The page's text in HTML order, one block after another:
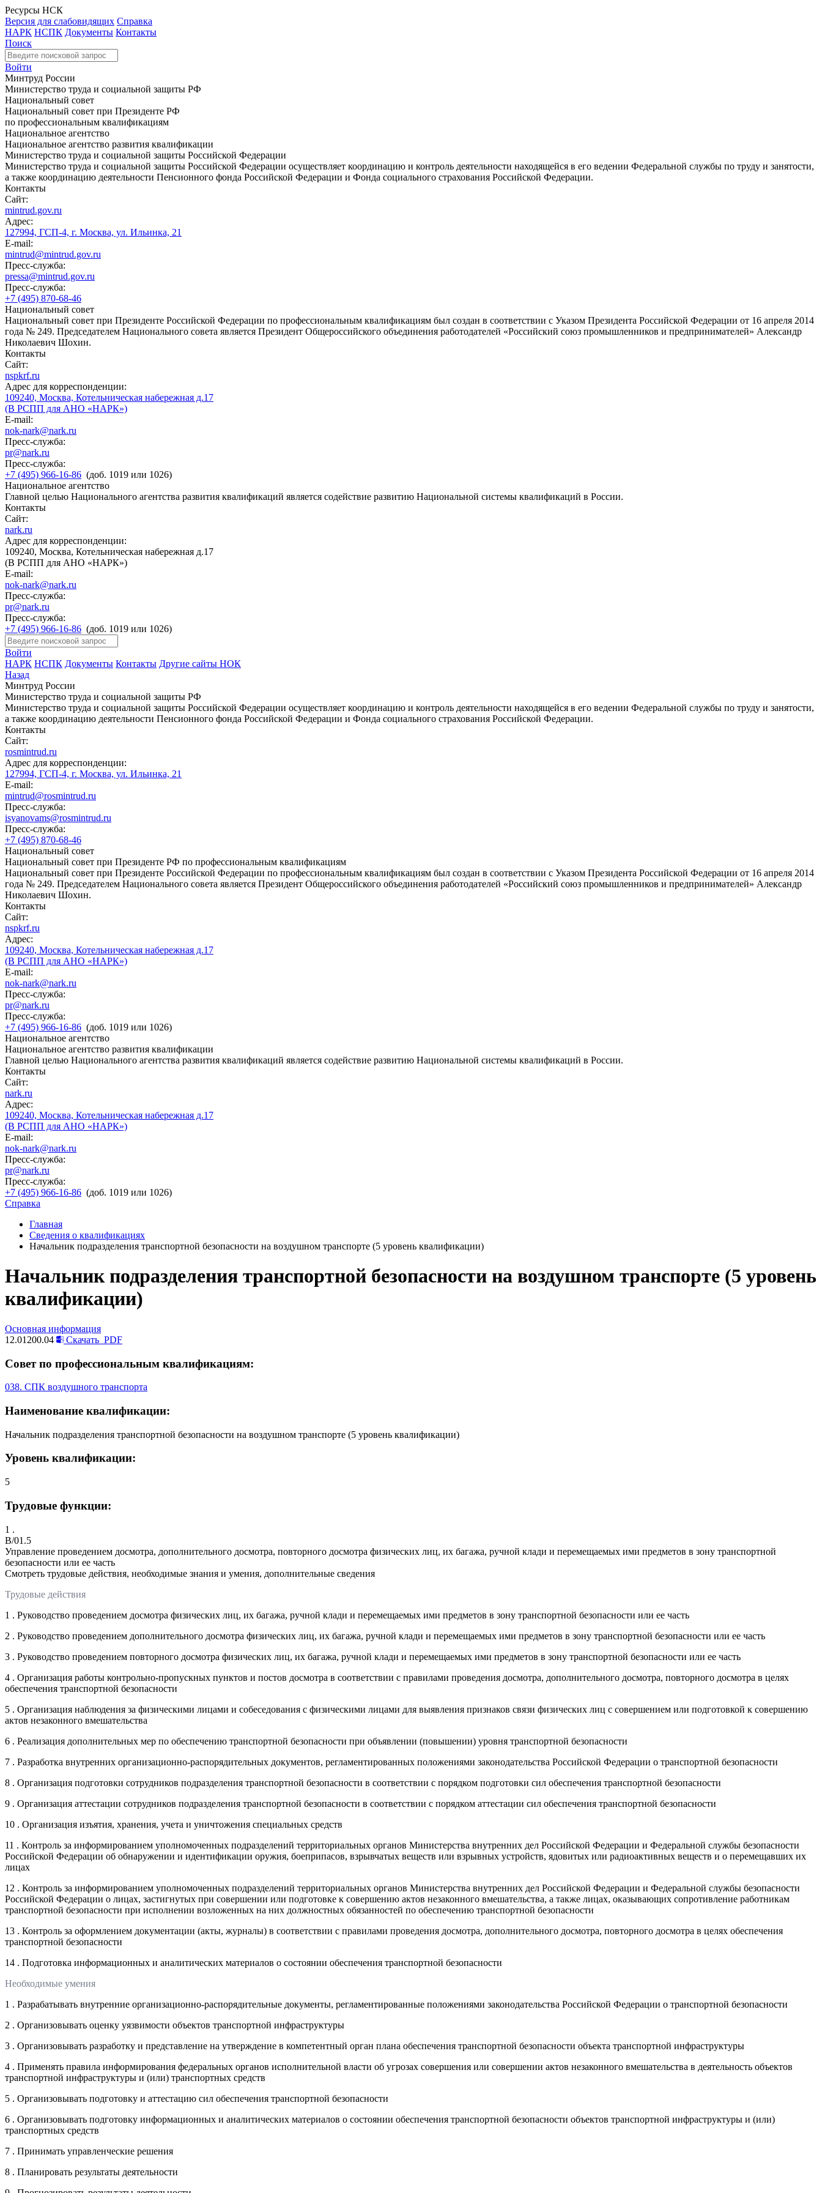
Ресурсы НСК
Версия для слабовидящих Справка
НАРК НСПК Документы Контакты
Поиск
Войти
Минтруд России
Министерство труда и социальной защиты РФ
Национальный совет
Национальный совет при Президенте РФ
по профессиональным квалификациям
Национальное агентство
Национальное агентство развития квалификации
Министерство труда и социальной защиты Российской Федерации
Министерство труда и социальной защиты Российской Федерации осуществляет координацию и контроль деятельности находящейся в его ведении Федеральной службы по труду и занятости,
а также координацию деятельности Пенсионного фонда Российской Федерации и Фонда социального страхования Российской Федерации.
Контакты
Сайт:
mintrud.gov.ru
Адрес:
127994, ГСП-4, г. Москва, ул. Ильинка, 21
E-mail:
mintrud@mintrud.gov.ru
Пресс-служба:
pressa@mintrud.gov.ru
Пресс-служба:
+7 (495) 870-68-46
Национальный совет
Национальный совет при Президенте Российской Федерации по профессиональным квалификациям был создан в соответствии с Указом Президента Российской Федерации от 16 апреля 2014
года № 249. Председателем Национального совета является Президент Общероссийского объединения работодателей «Российский союз промышленников и предпринимателей» Александр
Николаевич Шохин.
Контакты
Сайт:
nspkrf.ru
Адрес для корреспонденции:
109240, Москва, Котельническая набережная д.17
(В РСПП для АНО «НАРК»)
E-mail:
nok-nark@nark.ru
Пресс-служба:
pr@nark.ru
Пресс-служба:
+7 (495) 966-16-86 (доб. 1019 или 1026)
Национальное агентство
Главной целью Национального агентства развития квалификаций является содействие развитию Национальной системы квалификаций в России.
Контакты
Сайт:
nark.ru
Адрес для корреспонденции:
109240, Москва, Котельническая набережная д.17
(В РСПП для АНО «НАРК»)
E-mail:
nok-nark@nark.ru
Пресс-служба:
pr@nark.ru
Пресс-служба:
+7 (495) 966-16-86 (доб. 1019 или 1026)
Войти
НАРК НСПК Документы Контакты Другие сайты НОК
Назад
Минтруд России
Министерство труда и социальной защиты РФ
Министерство труда и социальной защиты Российской Федерации осуществляет координацию и контроль деятельности находящейся в его ведении Федеральной службы по труду и занятости,
а также координацию деятельности Пенсионного фонда Российской Федерации и Фонда социального страхования Российской Федерации.
Контакты
Сайт:
rosmintrud.ru
Адрес для корреспонденции:
127994, ГСП-4, г. Москва, ул. Ильинка, 21
E-mail:
mintrud@rosmintrud.ru
Пресс-служба:
isyanovams@rosmintrud.ru
Пресс-служба:
+7 (495) 870-68-46
Национальный совет
Национальный совет при Президенте РФ по профессиональным квалификациям
Национальный совет при Президенте Российской Федерации по профессиональным квалификациям был создан в соответствии с Указом Президента Российской Федерации от 16 апреля 2014
года № 249. Председателем Национального совета является Президент Общероссийского объединения работодателей «Российский союз промышленников и предпринимателей» Александр
Николаевич Шохин.
Контакты
Сайт:
nspkrf.ru
Адрес:
109240, Москва, Котельническая набережная д.17
(В РСПП для АНО «НАРК»)
E-mail:
nok-nark@nark.ru
Пресс-служба:
pr@nark.ru
Пресс-служба:
+7 (495) 966-16-86 (доб. 1019 или 1026)
Национальное агентство
Национальное агентство развития квалификации
Главной целью Национального агентства развития квалификаций является содействие развитию Национальной системы квалификаций в России.
Контакты
Сайт:
nark.ru
Адрес:
109240, Москва, Котельническая набережная д.17
(В РСПП для АНО «НАРК»)
E-mail:
nok-nark@nark.ru
Пресс-служба:
pr@nark.ru
Пресс-служба:
+7 (495) 966-16-86 (доб. 1019 или 1026)
Справка
Главная
Сведения о квалификациях
Начальник подразделения транспортной безопасности на воздушном транспорте (5 уровень квалификации)
Начальник подразделения транспортной безопасности на воздушном транспорте (5 уровень
квалификации)
Основная информация
12.01200.04
Скачать PDF
Совет по профессиональным квалификациям:
038. СПК воздушного транспорта
Наименование квалификации:
Начальник подразделения транспортной безопасности на воздушном транспорте (5 уровень квалификации)
Уровень квалификации:
5
Трудовые функции:
1 .
B/01.5
Управление проведением досмотра, дополнительного досмотра, повторного досмотра физических лиц, их багажа, ручной клади и перемещаемых ими предметов в зону транспортной
безопасности или ее часть
Смотреть трудовые действия, необходимые знания и умения, дополнительные сведения
Трудовые действия
1 . Руководство проведением досмотра физических лиц, их багажа, ручной клади и перемещаемых ими предметов в зону транспортной безопасности или ее часть
2 . Руководство проведением дополнительного досмотра физических лиц, их багажа, ручной клади и перемещаемых ими предметов в зону транспортной безопасности или ее часть
3 . Руководство проведением повторного досмотра физических лиц, их багажа, ручной клади и перемещаемых ими предметов в зону транспортной безопасности или ее часть
4 . Организация работы контрольно-пропускных пунктов и постов досмотра в соответствии с правилами проведения досмотра, дополнительного досмотра, повторного досмотра в целях
обеспечения транспортной безопасности
5 . Организация наблюдения за физическими лицами и собеседования с физическими лицами для выявления признаков связи физических лиц с совершением или подготовкой к совершению
актов незаконного вмешательства
6 . Реализация дополнительных мер по обеспечению транспортной безопасности при объявлении (повышении) уровня транспортной безопасности
7 . Разработка внутренних организационно-распорядительных документов, регламентированных положениями законодательства Российской Федерации о транспортной безопасности
8 . Организация подготовки сотрудников подразделения транспортной безопасности в соответствии с порядком подготовки сил обеспечения транспортной безопасности
9 . Организация аттестации сотрудников подразделения транспортной безопасности в соответствии с порядком аттестации сил обеспечения транспортной безопасности
10 . Организация изъятия, хранения, учета и уничтожения специальных средств
11 . Контроль за информированием уполномоченных подразделений территориальных органов Министерства внутренних дел Российской Федерации и Федеральной службы безопасности
Российской Федерации об обнаружении и идентификации оружия, боеприпасов, взрывчатых веществ или взрывных устройств, ядовитых или радиоактивных веществ и о перемещавших их
лицах
12 . Контроль за информированием уполномоченных подразделений территориальных органов Министерства внутренних дел Российской Федерации и Федеральной службы безопасности
Российской Федерации о лицах, застигнутых при совершении или подготовке к совершению актов незаконного вмешательства, а также лицах, оказывающих сопротивление работникам
транспортной безопасности при исполнении возложенных на них должностных обязанностей по обеспечению транспортной безопасности
13 . Контроль за оформлением документации (акты, журналы) в соответствии с правилами проведения досмотра, дополнительного досмотра, повторного досмотра в целях обеспечения
транспортной безопасности
14 . Подготовка информационных и аналитических материалов о состоянии обеспечения транспортной безопасности
Необходимые умения
1 . Разрабатывать внутренние организационно-распорядительные документы, регламентированные положениями законодательства Российской Федерации о транспортной безопасности
2 . Организовывать оценку уязвимости объектов транспортной инфраструктуры
3 . Организовывать разработку и представление на утверждение в компетентный орган плана обеспечения транспортной безопасности объекта транспортной инфраструктуры
4 . Применять правила информирования федеральных органов исполнительной власти об угрозах совершения или совершении актов незаконного вмешательства в деятельность объектов
транспортной инфраструктуры и (или) транспортных средств
5 . Организовывать подготовку и аттестацию сил обеспечения транспортной безопасности
6 . Организовывать подготовку информационных и аналитических материалов о состоянии обеспечения транспортной безопасности объектов транспортной инфраструктуры и (или)
транспортных средств
7 . Принимать управленческие решения
8 . Планировать результаты деятельности